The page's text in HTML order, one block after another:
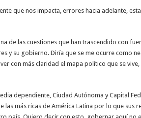
que nos impacta, errores hacia adelante,
de las cuestiones que han trascendido con
y su gobierno. Diría que se me ocurre como
con más claridad el mapa político que se vive,
dependiente, Ciudad Autónoma y Capital
las más ricas de América Latina por lo que sus